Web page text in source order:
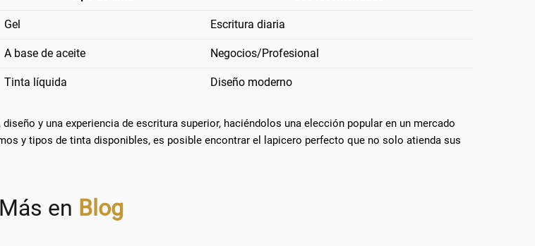
Gel Escritura diaria
A base de aceite Negocios/Profesional
Tinta líquida Diseño moderno
y una experiencia de escritura superior, haciéndolos una elección popular en un mercado
y tipos de tinta disponibles, es posible encontrar el lapicero perfecto que no solo atienda sus
Más en Blog